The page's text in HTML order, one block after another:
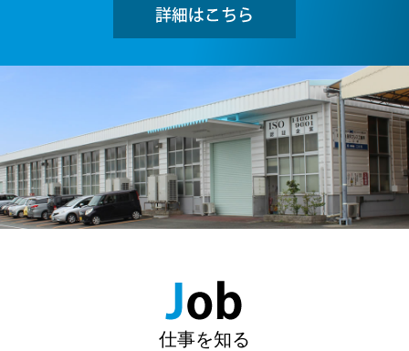
仕事を知る